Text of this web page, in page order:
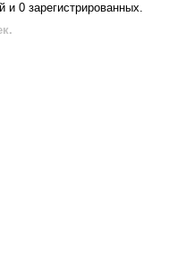
и 0 зарегистрированных.